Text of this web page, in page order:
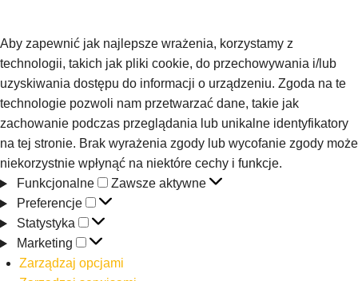
Aby zapewnić jak najlepsze wrażenia, korzystamy z
technologii, takich jak pliki cookie, do przechowywania i/lub
uzyskiwania dostępu do informacji o urządzeniu. Zgoda na te
technologie pozwoli nam przetwarzać dane, takie jak
zachowanie podczas przeglądania lub unikalne identyfikatory
na tej stronie. Brak wyrażenia zgody lub wycofanie zgody może
niekorzystnie wpłynąć na niektóre cechy i funkcje.
Funkcjonalne
Zawsze aktywne
Preferencje
Statystyka
Marketing
Zarządzaj opcjami